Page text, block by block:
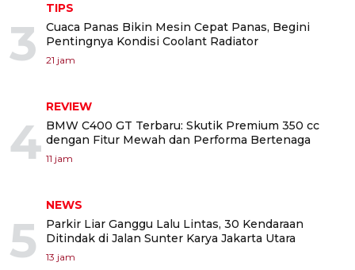
3
TIPS
Cuaca Panas Bikin Mesin Cepat Panas, Begini
Pentingnya Kondisi Coolant Radiator
21 jam
4
REVIEW
BMW C400 GT Terbaru: Skutik Premium 350 cc
dengan Fitur Mewah dan Performa Bertenaga
11 jam
5
NEWS
Parkir Liar Ganggu Lalu Lintas, 30 Kendaraan
Ditindak di Jalan Sunter Karya Jakarta Utara
13 jam